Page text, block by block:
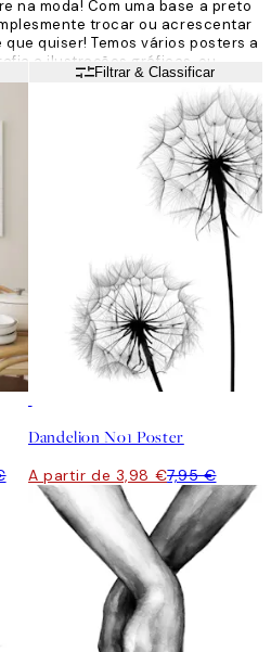
na moda! Com uma base a preto
trocar ou acrescentar
quiser! Temos vários posters a
a ilustrações gráficas, ou
Filtrar & Classificar
Dandelion No1 Poster
A partir de 3,98 €7,95 €